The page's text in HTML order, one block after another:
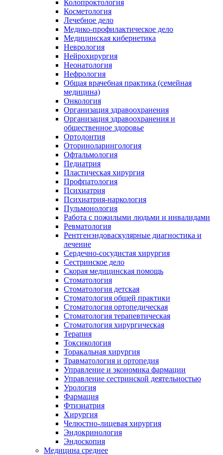
Колопроктология
Косметология
Лечебное дело
Медико-профилактическое дело
Медицинская кибернетика
Неврология
Нейрохирургия
Неонатология
Нефрология
Общая врачебная практика (семейная
медицина)
Онкология
Организация здравоохранения
Организация здравоохранения и
общественное здоровье
Ортодонтия
Оториноларингология
Офтальмология
Педиатрия
Пластическая хирургия
Профпатология
Психиатрия
Психиатрия-наркология
Пульмонология
Работа с пожилыми людьми и инвалидами
Ревматология
Рентгенэндоваскулярные диагностика и
лечение
Сердечно-сосудистая хирургия
Сестринское дело
Скорая медицинская помощь
Стоматология
Стоматология детская
Стоматология общей практики
Стоматология ортопедическая
Стоматология терапевтическая
Стоматология хирургическая
Терапия
Токсикология
Торакальная хирургия
Травматология и ортопедия
Управление и экономика фармации
Управление сестринской деятельностью
Урология
Фармация
Фтизиатрия
Хирургия
Челюстно-лицевая хирургия
Эндокринология
Эндоскопия
Медицина среднее